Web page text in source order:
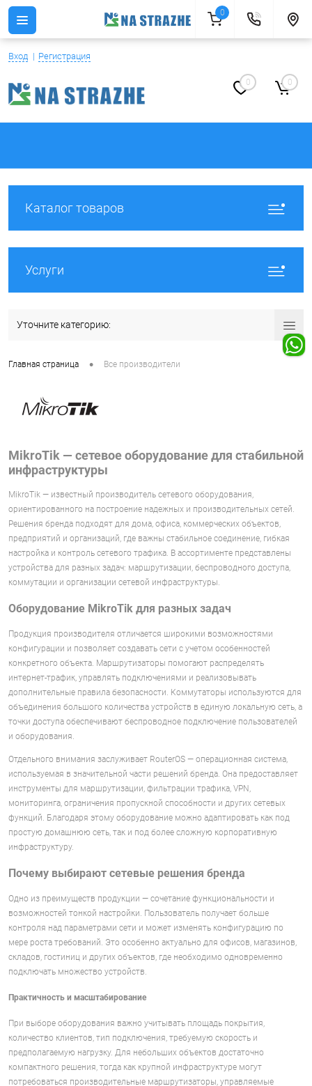
Вход Регистрация
0 0
Каталог товаров
Услуги
Уточните категорию:
Главная страница • Все производители
MikroTik — сетевое оборудование для стабильной
инфраструктуры
MikroTik — известный производитель сетевого оборудования,
ориентированного на построение надежных и производительных сетей.
Решения бренда подходят для дома, офиса, коммерческих объектов,
предприятий и организаций, где важны стабильное соединение, гибкая
настройка и контроль сетевого трафика. В ассортименте представлены
устройства для разных задач: маршрутизации, беспроводного доступа,
коммутации и организации сетевой инфраструктуры.
Оборудование MikroTik для разных задач
Продукция производителя отличается широкими возможностями
конфигурации и позволяет создавать сети с учетом особенностей
конкретного объекта. Маршрутизаторы помогают распределять
интернет-трафик, управлять подключениями и реализовывать
дополнительные правила безопасности. Коммутаторы используются для
объединения большого количества устройств в единую локальную сеть, а
точки доступа обеспечивают беспроводное подключение пользователей
и оборудования.
Отдельного внимания заслуживает RouterOS — операционная система,
используемая в значительной части решений бренда. Она предоставляет
инструменты для маршрутизации, фильтрации трафика, VPN,
мониторинга, ограничения пропускной способности и других сетевых
функций. Благодаря этому оборудование можно адаптировать как под
простую домашнюю сеть, так и под более сложную корпоративную
инфраструктуру.
Почему выбирают сетевые решения бренда
Одно из преимуществ продукции — сочетание функциональности и
возможностей тонкой настройки. Пользователь получает больше
контроля над параметрами сети и может изменять конфигурацию по
мере роста требований. Это особенно актуально для офисов, магазинов,
складов, гостиниц и других объектов, где необходимо одновременно
подключать множество устройств.
Практичность и масштабирование
При выборе оборудования важно учитывать площадь покрытия,
количество клиентов, тип подключения, требуемую скорость и
предполагаемую нагрузку. Для небольших объектов достаточно
компактного решения, тогда как крупной инфраструктуре могут
потребоваться производительные маршрутизаторы, управляемые
0